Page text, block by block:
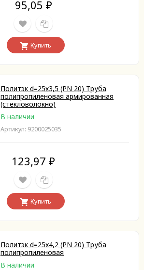
95,05 ₽
Купить
Политэк d=25х3,5 (PN 20) Труба
полипропиленовая армированная
(стекловолокно)
В наличии
Артикул: 9200025035
123,97 ₽
Купить
Политэк d=25x4,2 (PN 20) Труба
полипропиленовая
В наличии